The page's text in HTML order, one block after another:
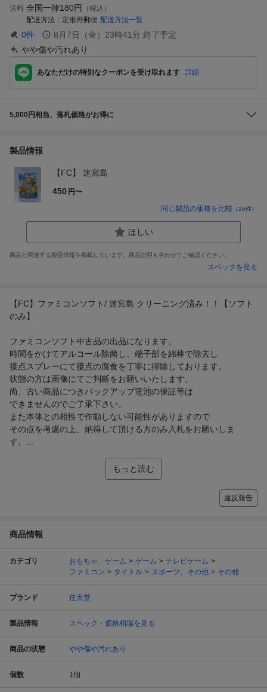
送料 全国一律180円
（税込）
配送方法
定形外郵便 配送方法一覧
0件 8月7日（金）23時41分 終了予定
やや傷や汚れあり
あなただけの特別なクーポンを受け取れます 詳細
5,000円相当、落札価格がお得に
製品情報
【FC】 迷宮島
450 円〜
同じ製品の価格を比較 （26件）
ほしい
商品と関連する製品情報を掲載しています。商品説明も合わせてご確認ください。
スペックを見る
【FC】ファミコンソフト/ 迷宮島 クリーニング済み！！【ソフト
のみ】
ファミコンソフト中古品の出品になります。
時間をかけてアルコール除菌し、端子部を綿棒で除去し
接点スプレーにて接点の腐食を丁寧に掃除しております。
状態の方は画像にてご判断をお願いいたします。
尚、古い商品につきバックアップ電池の保証等は
できませんのでご了承下さい。
また本体との相性で作動しない可能性がありますので
その点を考慮の上、納得して頂ける方のみ入札をお願いしま
す。...
もっと読む
違反報告
商品情報
カテゴリ おもちゃ、ゲーム ゲーム
テレビゲーム
ファミコン
タイトル スポーツ、その他 その他
ブランド 任天堂
製品情報 スペック・価格相場を見る
商品の状態 やや傷や汚れあり
個数 1個